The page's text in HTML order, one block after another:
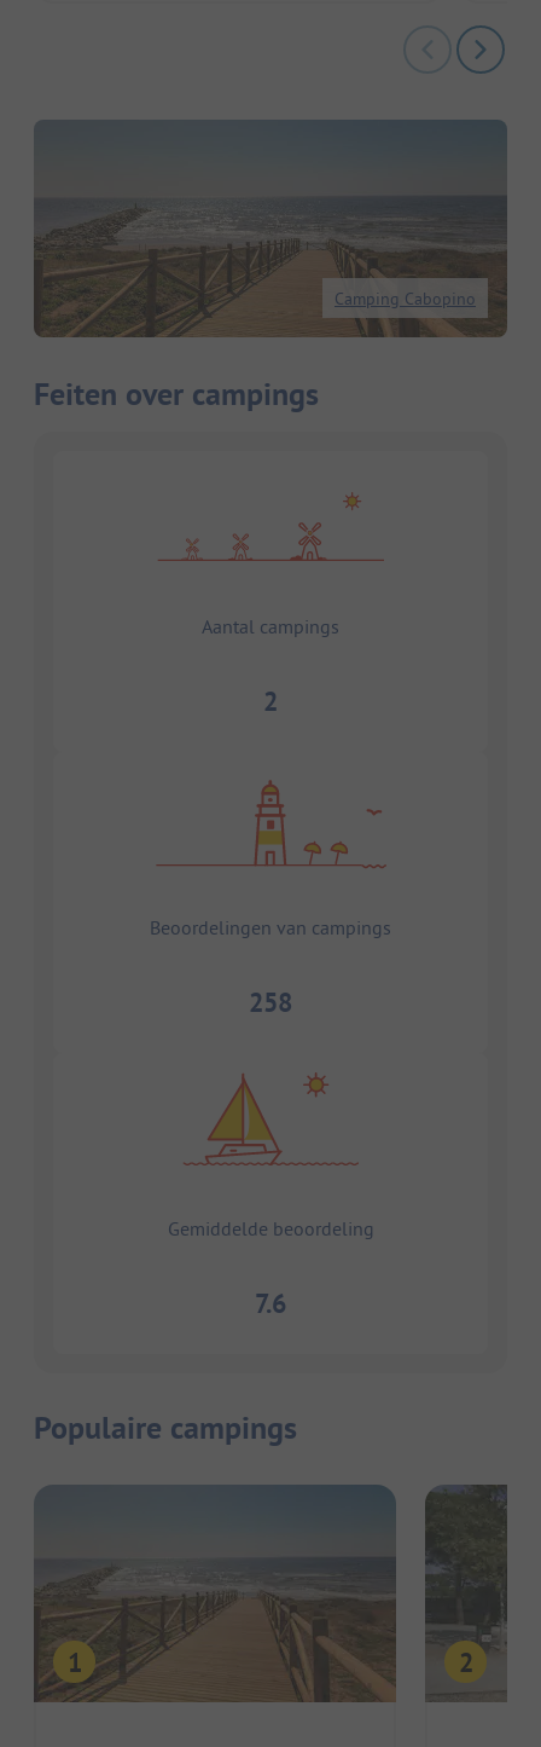
Camping Cabopino
Feiten over campings
Aantal campings
2
Beoordelingen van campings
258
Gemiddelde beoordeling
7.6
Populaire campings